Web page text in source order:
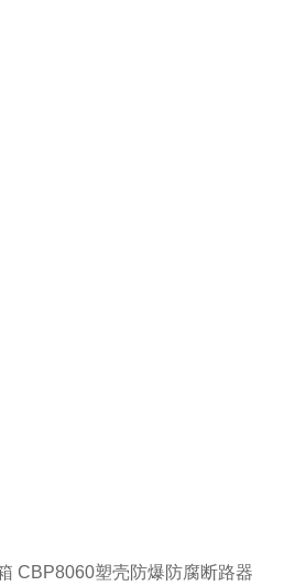
CBP8060塑壳防爆防腐断路器